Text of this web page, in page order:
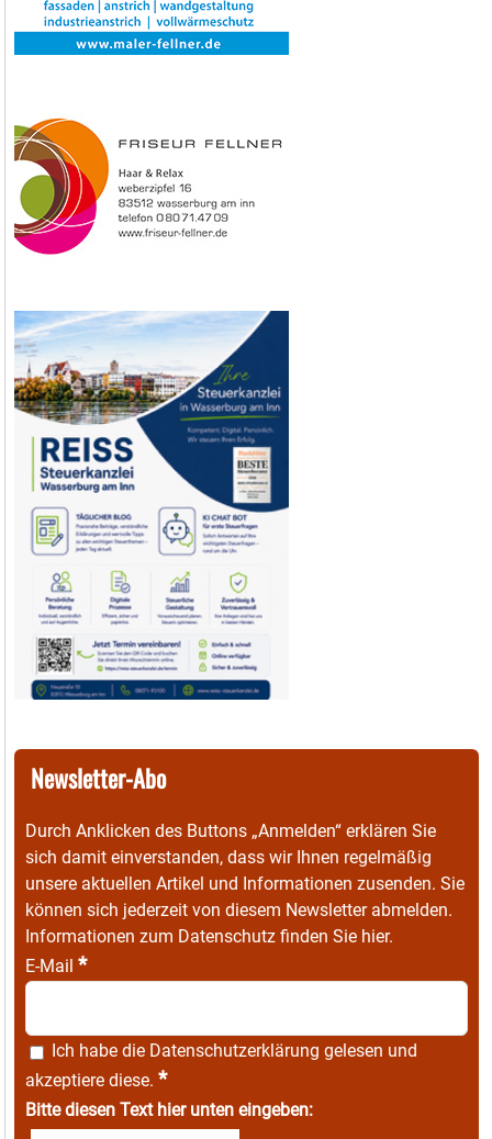
Newsletter-Abo
Durch Anklicken des Buttons „Anmelden“ erklären Sie
sich damit einverstanden, dass wir Ihnen regelmäßig
unsere aktuellen Artikel und Informationen zusenden. Sie
können sich jederzeit von diesem Newsletter abmelden.
Informationen zum Datenschutz finden Sie hier.
E-Mail *
Ich habe die Datenschutzerklärung gelesen und
akzeptiere diese. *
Bitte diesen Text hier unten eingeben: